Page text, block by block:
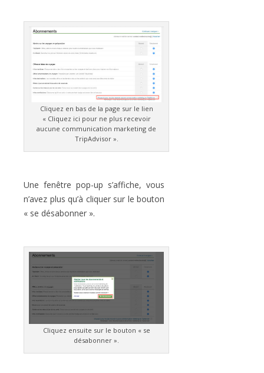
Cliquez en bas de la page sur le lien
« Cliquez ici pour ne plus recevoir
aucune communication marketing de
TripAdvisor ».
Une fenêtre pop-up s’affiche, vous
n’avez plus qu’à cliquer sur le bouton
« se désabonner ».
Cliquez ensuite sur le bouton « se
désabonner ».